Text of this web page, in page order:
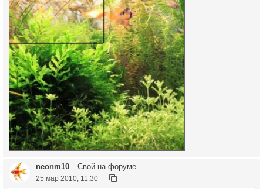
neonm10 Свой на форуме
25 мар 2010, 11:30